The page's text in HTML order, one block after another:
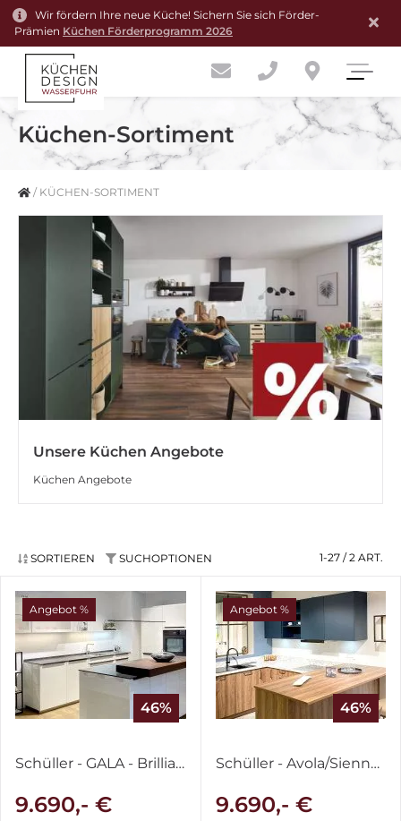
Wir fördern Ihre neue Küche! Sichern Sie sich Förder-
Prämien Küchen Förderprogramm 2026
Küchen-Sortiment
/ KÜCHEN-SORTIMENT
Unsere Küchen Angebote
Küchen Angebote
SORTIEREN SUCHOPTIONEN 1-27 / 2 ART.
Angebot %
46%
Schüller - GALA - Brilliantweiß & IronGrey
9.690,- €
Angebot %
46%
Schüller - Avola/Sienna - Victoria Nussbaum & Lack Tiefblau samtmatt
9.690,- €